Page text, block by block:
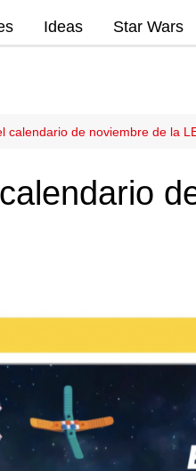
Ideas Star Wars
calendario de noviembre de la